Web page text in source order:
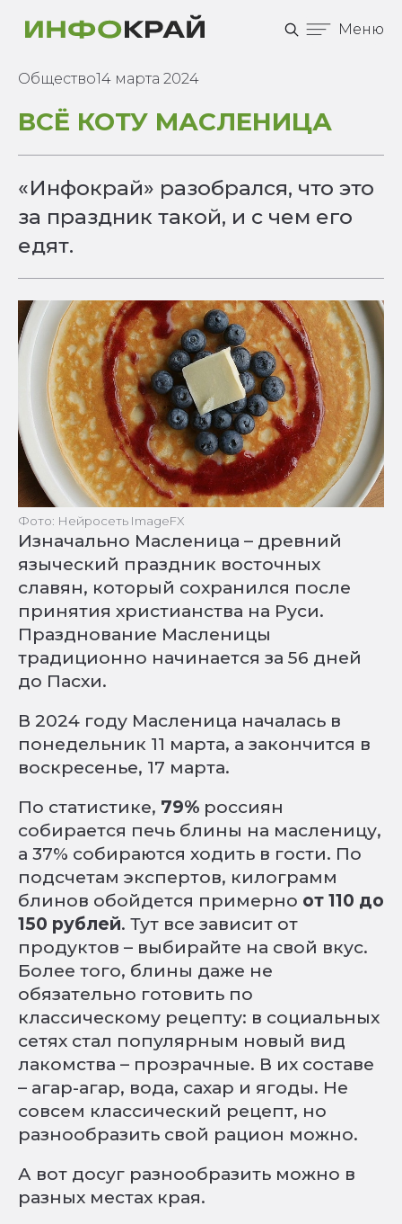
Меню
Общество14 марта 2024
ВСЁ КОТУ МАСЛЕНИЦА
«Инфокрай» разобрался, что это
за праздник такой, и с чем его
едят.
Фото: Нейросеть ImageFX
Изначально Масленица – древний
языческий праздник восточных
славян, который сохранился после
принятия христианства на Руси.
Празднование Масленицы
традиционно начинается за 56 дней
до Пасхи.
В 2024 году Масленица началась в
понедельник 11 марта, а закончится в
воскресенье, 17 марта.
По статистике, 79% россиян
собирается печь блины на масленицу,
а 37% собираются ходить в гости. По
подсчетам экспертов, килограмм
блинов обойдется примерно от 110 до
150 рублей. Тут все зависит от
продуктов – выбирайте на свой вкус.
Более того, блины даже не
обязательно готовить по
классическому рецепту: в социальных
сетях стал популярным новый вид
лакомства – прозрачные. В их составе
– агар-агар, вода, сахар и ягоды. Не
совсем классический рецепт, но
разнообразить свой рацион можно.
А вот досуг разнообразить можно в
разных местах края.